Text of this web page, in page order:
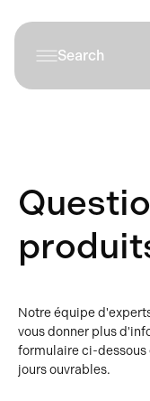
Search
Notre équipe
vous donner plus
formulaire ci-dessous
jours ouvrables.